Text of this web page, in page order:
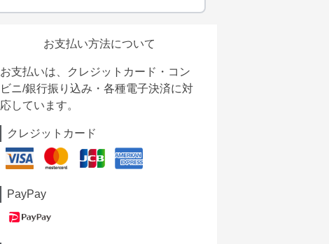
お支払い方法について
お支払いは、クレジットカード・コン
ビニ/銀行振り込み・各種電子決済に対
応しています。
クレジットカード
PayPay